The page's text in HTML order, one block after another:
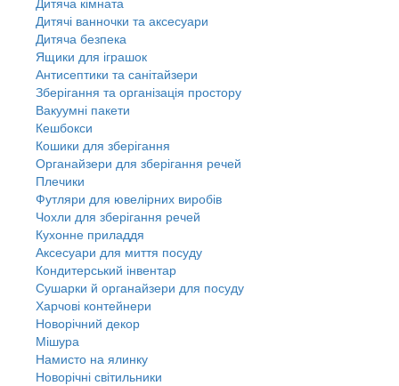
Дитячі ванночки та аксесуари
Дитяча безпека
Ящики для іграшок
Антисептики та санітайзери
Зберігання та організація простору
Вакуумні пакети
Кешбокси
Кошики для зберігання
Органайзери для зберігання речей
Плечики
Футляри для ювелірних виробів
Чохли для зберігання речей
Кухонне приладдя
Аксесуари для миття посуду
Кондитерський інвентар
Сушарки й органайзери для посуду
Харчові контейнери
Новорічний декор
Мішура
Намисто на ялинку
Новорічні світильники